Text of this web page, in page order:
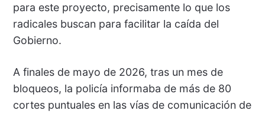
para este proyecto, precisamente lo que los
radicales buscan para facilitar la caída del
Gobierno.
A finales de mayo de 2026, tras un mes de
bloqueos, la policía informaba de más de 80
cortes puntuales en las vías de comunicación de